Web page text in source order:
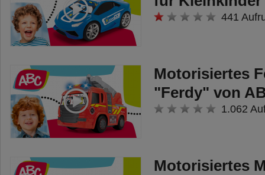
441
Motorisiertes
"Ferdy" von
1.062
Motorisiertes